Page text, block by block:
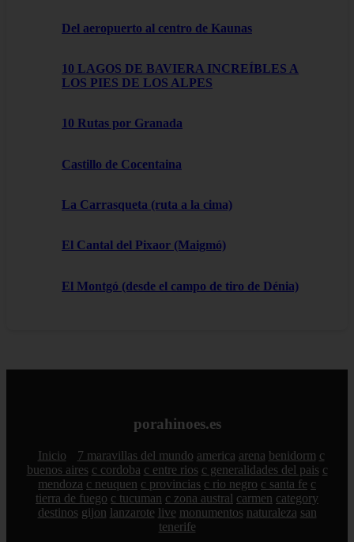
Del aeropuerto al centro de Kaunas
10 LAGOS DE BAVIERA INCREÍBLES A
LOS PIES DE LOS ALPES
10 Rutas por Granada
Castillo de Cocentaina
La Carrasqueta (ruta a la cima)
El Cantal del Pixaor (Maigmó)
El Montgó (desde el campo de tiro de Dénia)
porahinoes.es
Inicio 7 maravillas del mundo america arena benidorm c
buenos aires c cordoba c entre rios c generalidades del pais c
mendoza c neuquen c provincias c rio negro c santa fe c
tierra de fuego c tucuman c zona austral carmen category
destinos gijon lanzarote live monumentos naturaleza san
tenerife